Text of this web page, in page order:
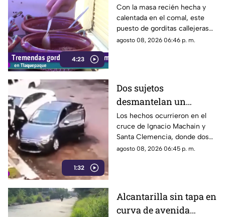
4:23
una nunca es suficiente
Con la masa recién hecha y
calentada en el comal, este
puesto de gorditas callejeras
en Tlaquepaque promete
agosto 08, 2026 06:46 p. m.
1:32
Dos sujetos
desmantelan un
vehículo a plena luz del
día en Guadalajara
Los hechos ocurrieron en el
cruce de Ignacio Machain y
Santa Clemencia, donde dos
sujetos fueron captados
agosto 08, 2026 06:45 p. m.
Alcantarilla sin tapa en
curva de avenida